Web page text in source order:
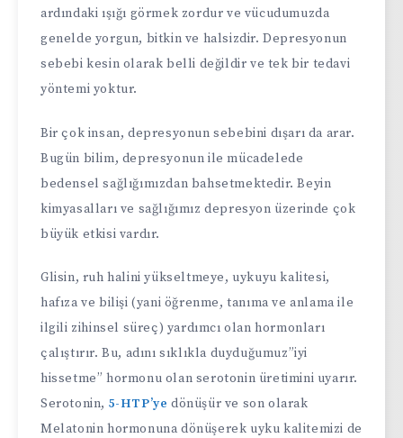
ardındaki ışığı görmek zordur ve vücudumuzda
genelde yorgun, bitkin ve halsizdir. Depresyonun
sebebi kesin olarak belli değildir ve tek bir tedavi
yöntemi yoktur.
Bir çok insan, depresyonun sebebini dışarı da arar.
Bugün bilim, depresyonun ile mücadelede
bedensel sağlığımızdan bahsetmektedir. Beyin
kimyasalları ve sağlığımız depresyon üzerinde çok
büyük etkisi vardır.
Glisin, ruh halini yükseltmeye, uykuyu kalitesi,
hafıza ve bilişi (yani öğrenme, tanıma ve anlama ile
ilgili zihinsel süreç) yardımcı olan hormonları
çalıştırır. Bu, adını sıklıkla duyduğumuz”iyi
hissetme” hormonu olan serotonin üretimini uyarır.
Serotonin, 5-HTP’ye dönüşür ve son olarak
Melatonin hormonuna dönüşerek uyku kalitemizi de